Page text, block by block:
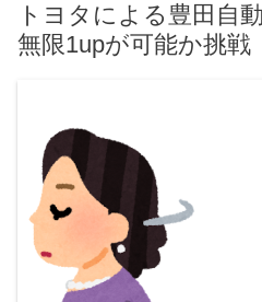
トヨタによる豊田自
無限1upが可能か挑戦